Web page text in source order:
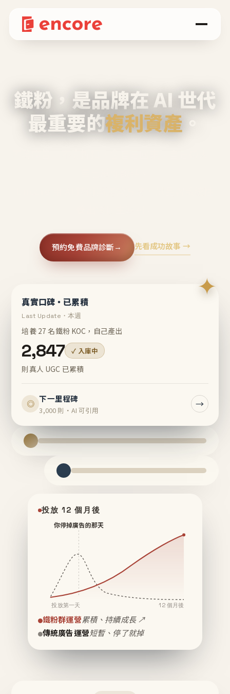
鐵粉，是品牌在 AI 世代
最重要的複利資產 。
預約免費品牌診斷→ 先看成功故事 →
✦
真實口碑・已累積
Last Update・本週
培養 27 名鐵粉 KOC，自己產出
2,847 ✓ 入庫中
則真人 UGC 已累積
◎ 下一里程碑
3,000 則・AI 可引用
→
投放 12 個月後
你停掉廣告的那天
投放第一天 12 個月後
鐵粉群運營累積、持續成長 ↗
傳統廣告運營短暫、停了就掉